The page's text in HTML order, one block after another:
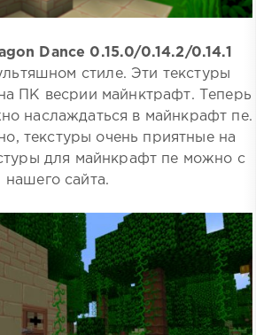
Dance 0.15.0/0.14.2/0.14.1
стиле. Эти текстуры
ПК весрии майнктрафт. Теперь
наслаждаться в майнкрафт пе.
текстуры очень приятные на
для майнкрафт пе можно с
нашего сайта.